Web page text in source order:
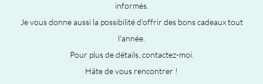
informés.
Je vous donne aussi la possibilité d'offrir des bons cadeaux tout
l'année.
Pour plus de détails, contactez-moi.
Hâte de vous rencontrer !